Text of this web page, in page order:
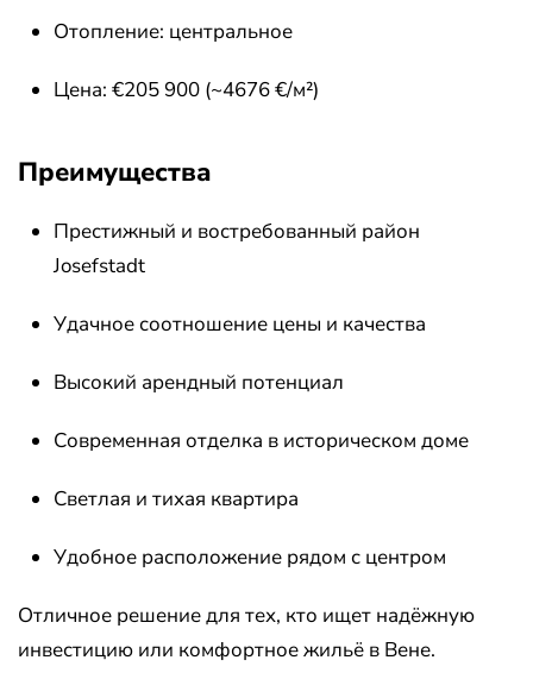
Отопление: центральное
Цена: €205 900 (~4676 €/м²)
Преимущества
Престижный и востребованный район
Josefstadt
Удачное соотношение цены и качества
Высокий арендный потенциал
Современная отделка в историческом доме
Светлая и тихая квартира
Удобное расположение рядом с центром
Отличное решение для тех, кто ищет надёжную
инвестицию или комфортное жильё в Вене.